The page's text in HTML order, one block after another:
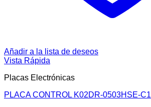
Añadir a la lista de deseos
Vista Rápida
Placas Electrónicas
PLACA CONTROL K02DR-0503HSE-C1